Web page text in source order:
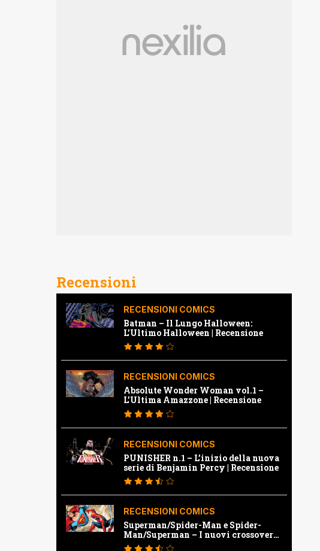
Recensioni
RECENSIONI COMICS
Batman – Il Lungo Halloween:
L’Ultimo Halloween | Recensione
RECENSIONI COMICS
Absolute Wonder Woman vol.1 –
L’Ultima Amazzone | Recensione
RECENSIONI COMICS
PUNISHER n.1 – L’inizio della nuova
serie di Benjamin Percy | Recensione
RECENSIONI COMICS
Superman/Spider-Man e Spider-
Man/Superman – I nuovi crossover
Marvel e Dc | Recensione